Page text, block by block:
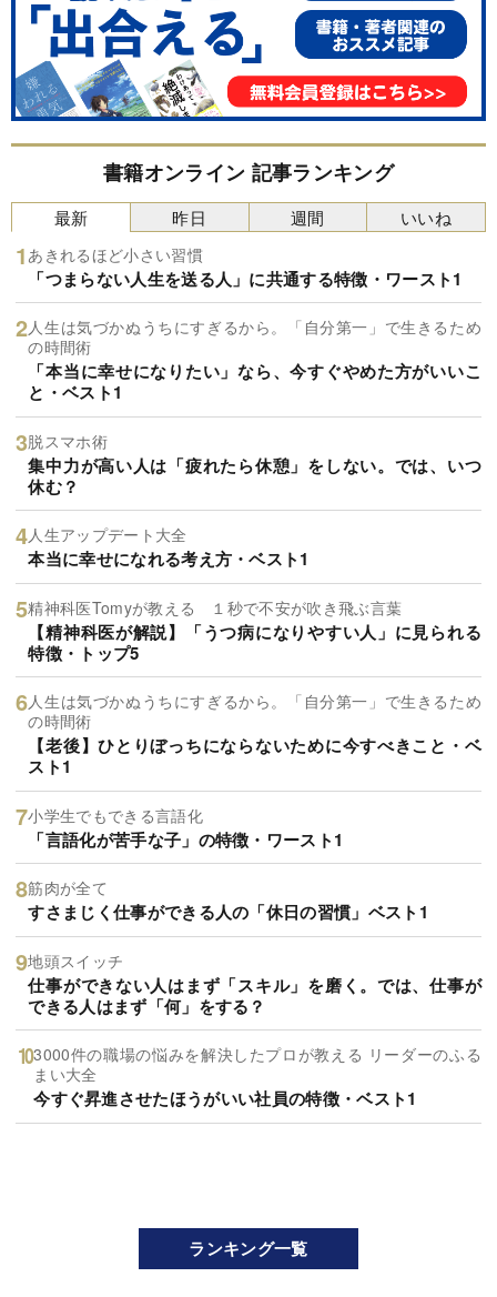
書籍オンライン 記事ランキング
最新
あきれるほど小さい習慣
「つまらない人生を送る人」に共通する特徴・ワースト1
人生は気づかぬうちにすぎるから。「自分第一」で生きるため
の時間術
「本当に幸せになりたい」なら、今すぐやめた方がいいこ
と・ベスト1
脱スマホ術
集中力が高い人は「疲れたら休憩」をしない。では、いつ
休む？
人生アップデート大全
本当に幸せになれる考え方・ベスト1
精神科医Tomyが教える １秒で不安が吹き飛ぶ言葉
【精神科医が解説】「うつ病になりやすい人」に見られる
特徴・トップ5
人生は気づかぬうちにすぎるから。「自分第一」で生きるため
の時間術
【老後】ひとりぼっちにならないために今すべきこと・ベ
スト1
小学生でもできる言語化
「言語化が苦手な子」の特徴・ワースト1
筋肉が全て
すさまじく仕事ができる人の「休日の習慣」ベスト1
地頭スイッチ
仕事ができない人はまず「スキル」を磨く。では、仕事が
できる人はまず「何」をする？
3000件の職場の悩みを解決したプロが教える リーダーのふる
まい大全
今すぐ昇進させたほうがいい社員の特徴・ベスト1
昨日 週間 いいね
ランキング一覧